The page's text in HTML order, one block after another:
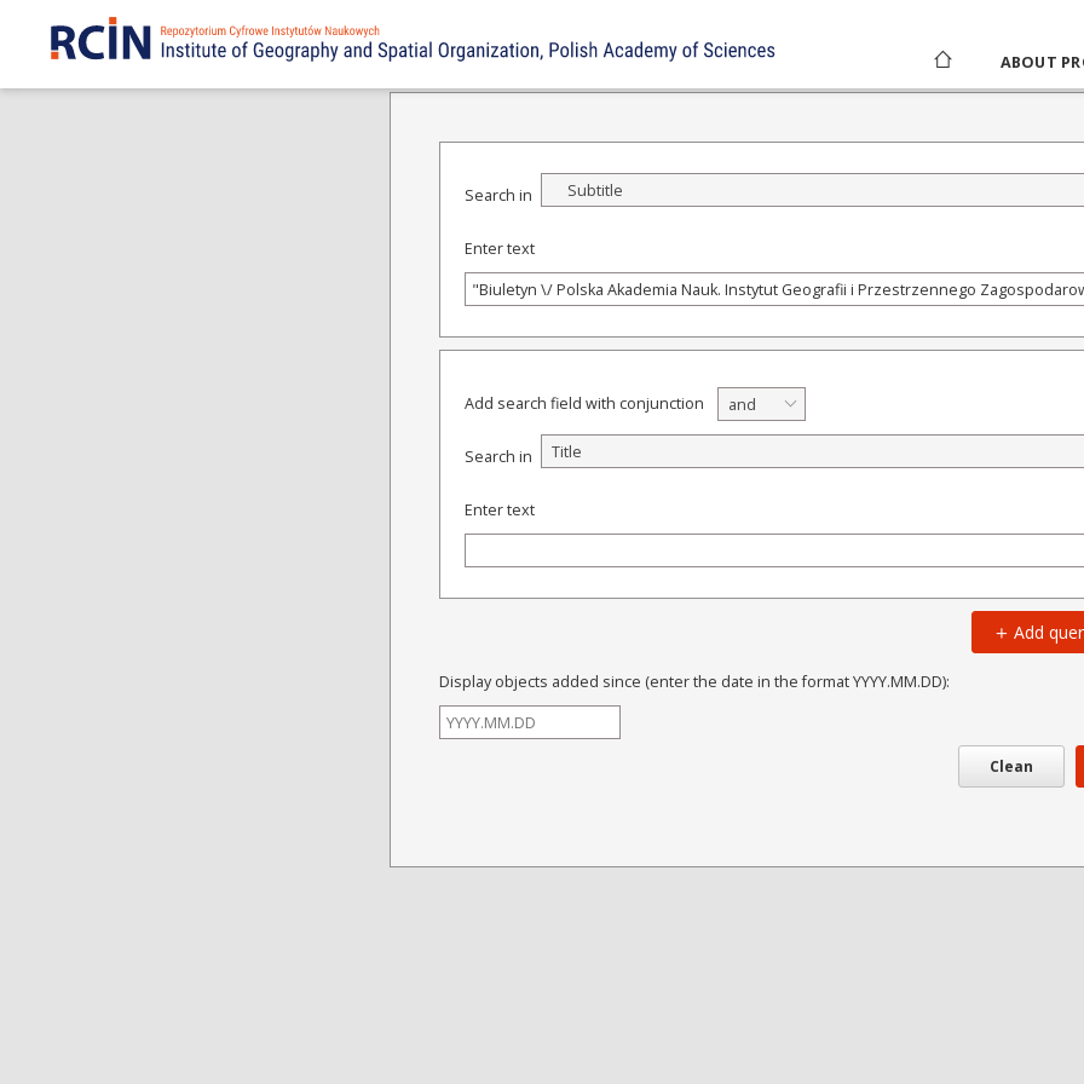
ABOUT
ADVANCED SEARCH
Search in Subtitle
Enter text
Add search field with conjunction and
Search in Title
Enter text
Add
Display objects added since (enter the date in the format YYYY.MM.DD):